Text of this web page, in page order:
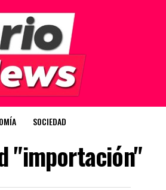
SOCIEDAD
"importación"